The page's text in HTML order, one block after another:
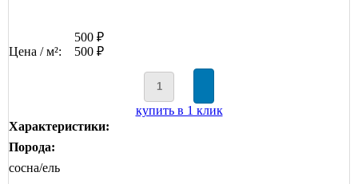
500 ₽
Цена / м²:
500 ₽
купить в 1 клик
Характеристики:
Порода:
сосна/ель